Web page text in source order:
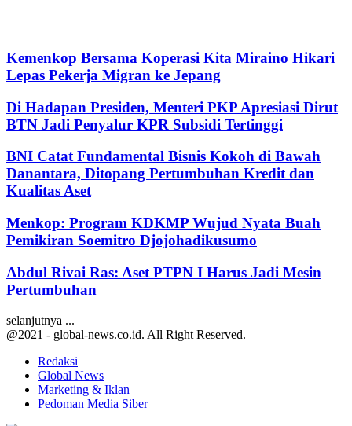
Kemenkop Bersama Koperasi Kita Miraino Hikari
Lepas Pekerja Migran ke Jepang
Di Hadapan Presiden, Menteri PKP Apresiasi Dirut
BTN Jadi Penyalur KPR Subsidi Tertinggi
BNI Catat Fundamental Bisnis Kokoh di Bawah
Danantara, Ditopang Pertumbuhan Kredit dan
Kualitas Aset
Menkop: Program KDKMP Wujud Nyata Buah
Pemikiran Soemitro Djojohadikusumo
Abdul Rivai Ras: Aset PTPN I Harus Jadi Mesin
Pertumbuhan
selanjutnya ...
@2021 - global-news.co.id. All Right Reserved.
Redaksi
Global News
Marketing & Iklan
Pedoman Media Siber